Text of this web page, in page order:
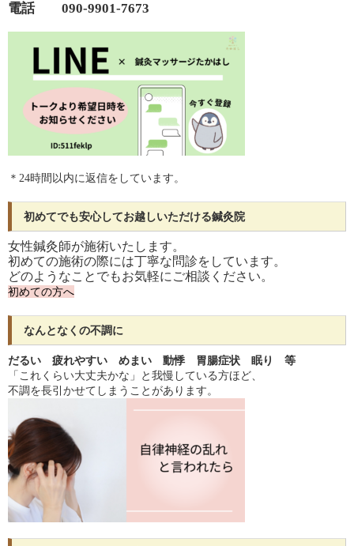
電話 090-9901-7673
＊24時間以内に返信をしています。
初めてでも安心してお越しいただける鍼灸院
女性鍼灸師が施術いたします。
初めての施術の際には丁寧な問診をしています。
どのようなことでもお気軽にご相談ください。
初めての方へ
なんとなくの不調に
だるい 疲れやすい めまい 動悸 胃腸症状 眠り 等
「これくらい大丈夫かな」と我慢している方ほど、
不調を長引かせてしまうことがあります。